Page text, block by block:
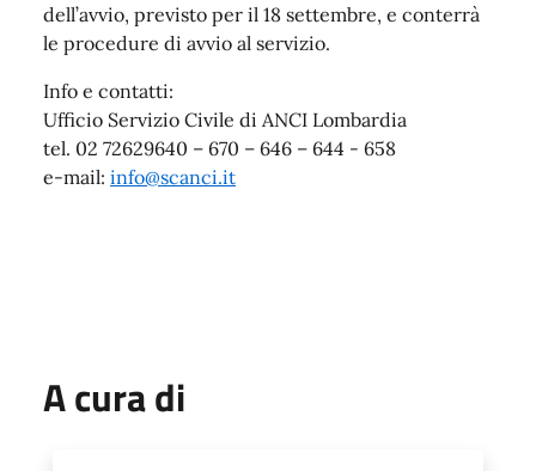
dell’avvio, previsto per il 18 settembre, e conterrà
le procedure di avvio al servizio.
Info e contatti:
Ufficio Servizio Civile di ANCI Lombardia
tel. 02 72629640 – 670 – 646 – 644 - 658
e-mail: info@scanci.it
A cura di